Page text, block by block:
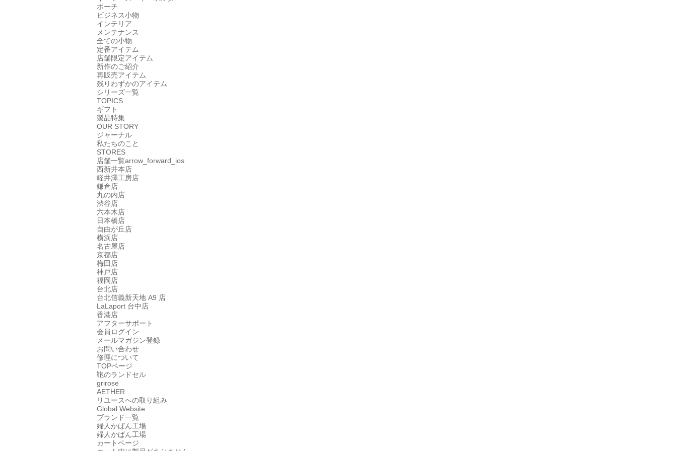
ポーチ
ビジネス小物
インテリア
メンテナンス
全ての小物
定番アイテム
店舗限定アイテム
新作のご紹介
再販売アイテム
残りわずかのアイテム
シリーズ一覧
TOPICS
ギフト
製品特集
OUR STORY
ジャーナル
私たちのこと
STORES
店舗一覧arrow_forward_ios
西新井本店
軽井澤工房店
鎌倉店
丸の内店
渋谷店
六本木店
日本橋店
自由が丘店
横浜店
名古屋店
京都店
梅田店
神戸店
福岡店
台北店
台北信義新天地 A9 店
LaLaport 台中店
香港店
アフターサポート
会員ログイン
メールマガジン登録
お問い合わせ
修理について
TOPページ
鞄のランドセル
grirose
AETHER
リユースへの取り組み
Global Website
ブランド一覧
婦人かばん工場
婦人かばん工場
カートページ